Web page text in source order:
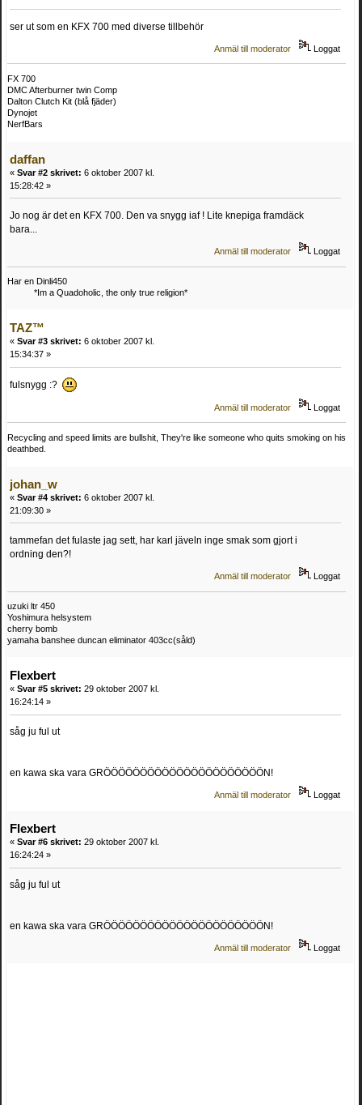
ser ut som en KFX 700 med diverse tillbehör
Anmäl till moderator Loggat
FX 700
DMC Afterburner twin Comp
Dalton Clutch Kit (blå fjäder)
Dynojet
NerfBars
daffan
« Svar #2 skrivet: 6 oktober 2007 kl.
15:28:42 »
Jo nog är det en KFX 700. Den va snygg iaf ! Lite knepiga framdäck
bara...
Anmäl till moderator Loggat
Har en Dinli450
*Im a Quadoholic, the only true religion*
TAZ™
« Svar #3 skrivet: 6 oktober 2007 kl.
15:34:37 »
fulsnygg :?
Anmäl till moderator Loggat
Recycling and speed limits are bullshit, They're like someone who quits smoking on his
deathbed.
johan_w
« Svar #4 skrivet: 6 oktober 2007 kl.
21:09:30 »
tammefan det fulaste jag sett, har karl jäveln inge smak som gjort i
ordning den?!
Anmäl till moderator Loggat
uzuki ltr 450
Yoshimura helsystem
cherry bomb
yamaha banshee duncan eliminator 403cc(såld)
Flexbert
« Svar #5 skrivet: 29 oktober 2007 kl.
16:24:14 »
såg ju ful ut
en kawa ska vara GRÖÖÖÖÖÖÖÖÖÖÖÖÖÖÖÖÖÖÖÖÖÖN!
Anmäl till moderator Loggat
Flexbert
« Svar #6 skrivet: 29 oktober 2007 kl.
16:24:24 »
såg ju ful ut
en kawa ska vara GRÖÖÖÖÖÖÖÖÖÖÖÖÖÖÖÖÖÖÖÖÖÖN!
Anmäl till moderator Loggat